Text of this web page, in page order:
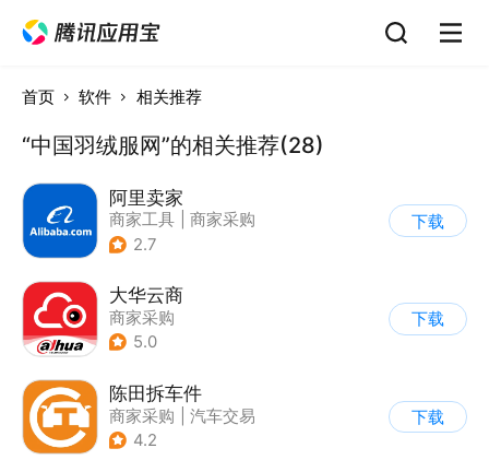
首页 软件 相关推荐
“中国羽绒服网”的相关推荐(28)
阿里卖家
商家工具
商家采购
2.7
下载
大华云商
商家采购
5.0
下载
陈田拆车件
商家采购
汽车交易
4.2
下载